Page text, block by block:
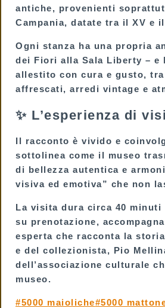
antiche, provenienti
Campania, datate tra il XV e
Ogni stanza ha una propria
dei Fiori alla Sala Liberty – e
allestito con cura e gusto,
affrescati, arredi vintage e
✨ L’esperienza di
Il racconto è vivido e
sottolinea come il museo
di bellezza autentica e
visiva ed emotiva” che non
La visita dura circa 40 minuti
su prenotazione,
esperta che racconta la
e del collezionista, Pio
dell’associazione culturale
museo.
Tag
#5000 maioliche#5000